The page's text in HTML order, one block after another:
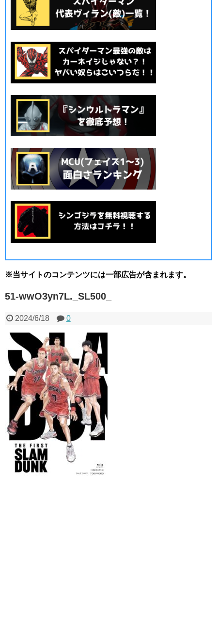
※当サイトのコンテンツには一部広告が含まれます。
51-wwO3yn7L._SL500_
2024/6/18 0